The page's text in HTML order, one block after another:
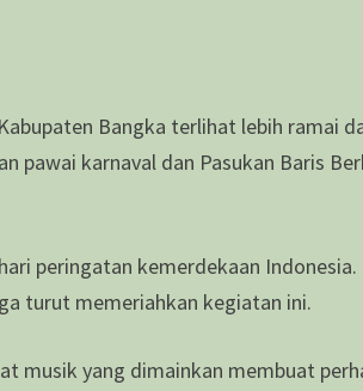
Bangka terlihat lebih ramai
pawai karnaval dan Pasukan Baris
peringatan kemerdekaan Indonesia.
turut memeriahkan kegiatan ini.
musik yang dimainkan membuat